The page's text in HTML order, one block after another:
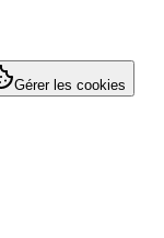
Gérer les cookies